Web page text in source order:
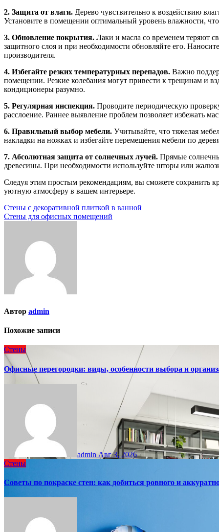
2. Защита от влаги. Дерево чувствительно к воздействию
Установите в помещении оптимальный уровень влажности,
3. Обновление покрытия. Лаки и масла со временем теряют
защитного слоя и при необходимости обновляйте его.
производителя.
4. Избегайте резких температурных перепадов. Важно
помещении. Резкие колебания могут привести к трещинам и
кондиционеры разумно.
5. Регулярная инспекция. Проводите периодическую
расслоение. Раннее выявление проблем позволяет избежать
6. Правильный выбор мебели. Учитывайте, что тяжелая
накладки на ножках и избегайте перемещения мебели по
7. Абсолютная защита от солнечных лучей. Прямые
древесины. При необходимости используйте шторы или
Следуя этим простым рекомендациям, вы сможете сохранить
уютную атмосферу в вашем интерьере.
Навигация
по
Стены с декоративной плиткой в ванной
Стены для офисных помещений
Автор admin
Похожие записи
Стены
Офисные перегородки: виды, особенности выбора и
admin Авг 3, 2026
Стены
Советы по покраске стен: как добиться ровного и